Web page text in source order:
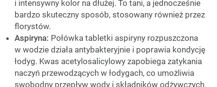
i intensywny kolor na dłużej. To tani, a jednocześnie
bardzo skuteczny sposób, stosowany również przez
florystów.
Aspiryna: Połówka tabletki aspiryny rozpuszczona
w wodzie działa antybakteryjnie i poprawia kondycję
łodyg. Kwas acetylosalicylowy zapobiega zatykania
naczyń przewodzących w łodygach, co umożliwia
swobodny przepływ wody i składników odżywczych